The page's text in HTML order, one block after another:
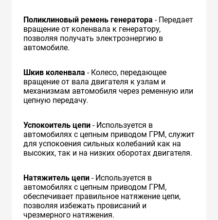
Поликлиновый ремень генератора - Передает
вращение от коленвала к генератору,
позволяя получать электроэнергию в
автомобиле.
Шкив коленвала - Колесо, передающее
вращение от вала двигателя к узлам и
механизмам автомобиля через ременную или
цепную передачу.
Успокоитель цепи - Используется в
автомобилях с цепным приводом ГРМ, служит
для успокоения сильных колебаний как на
высоких, так и на низких оборотах двигателя.
Натяжитель цепи - Используется в
автомобилях с цепным приводом ГРМ,
обеспечивает правильное натяжение цепи,
позволяя избежать провисаний и
чрезмерного натяжения.